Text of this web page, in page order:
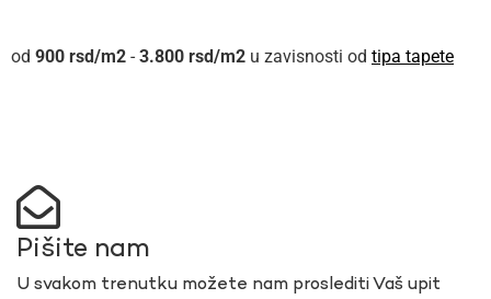
900 rsd - 3.800 rsd u zavisnosti od tipa tapete
Pišite nam
U svakom trenutku možete nam proslediti Vaš upit